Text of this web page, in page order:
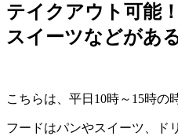
テイクアウト可能
スイーツなどがあ
こちらは、平日 10時～ 15時の
フードはパンやスイーツ、ド